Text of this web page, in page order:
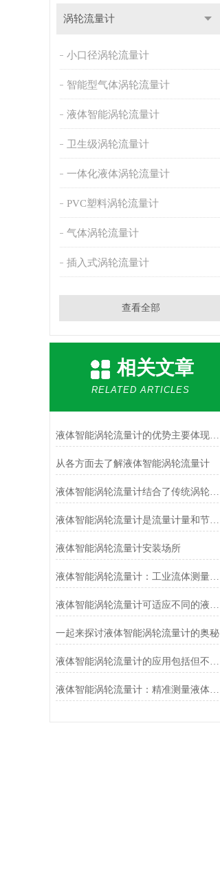
涡轮流量计
小口径涡轮流量计
智能型气体涡轮流量计
液体智能涡轮流量计
卫生级涡轮流量计
一体化液体涡轮流量计
PVC塑料涡轮流量计
气体涡轮流量计
插入式涡轮流量计
查看全部
相关文章
RELATED ARTICLES
液体智能涡轮流量计的优势主要体现在这些方面！
从各方面去了解液体智能涡轮流量计
液体智能涡轮流量计结合了传统涡轮流量计的原理和现代智能技术
液体智能涡轮流量计是流量计量和节能的理想仪表
液体智能涡轮流量计安装场所
液体智能涡轮流量计：工业流体测量的智慧之眼
液体智能涡轮流量计可适应不同的液体介质
一起来探讨液体智能涡轮流量计的奥秘
液体智能涡轮流量计的应用包括但不限于以下几个方面
液体智能涡轮流量计：精准测量液体流量的智慧选择